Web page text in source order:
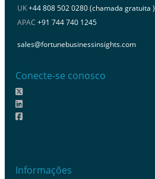
UK+44 808 502 0280 (chamada gratuita )
APAC +91 744 740 1245
sales@fortunebusinessinsights.com
Conecte-se conosco
Informações